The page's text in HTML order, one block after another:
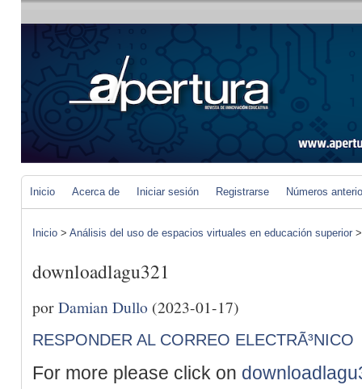
Inicio Acerca de Iniciar sesión Registrarse Números
Inicio > Análisis del uso de espacios virtuales en educación superior
downloadlagu321
porDamian Dullo (2023-01-17)
RESPONDER AL CORREO ELECTRÃ³NICO
For more please click on